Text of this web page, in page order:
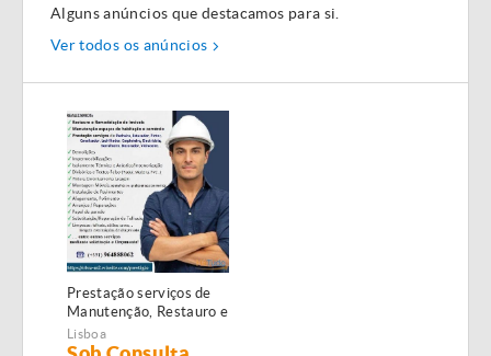
Alguns anúncios que destacamos para si.
Ver todos os anúncios
Prestação serviços de
Manutenção, Restauro e
Remodelação de
imóveis!
Lisboa